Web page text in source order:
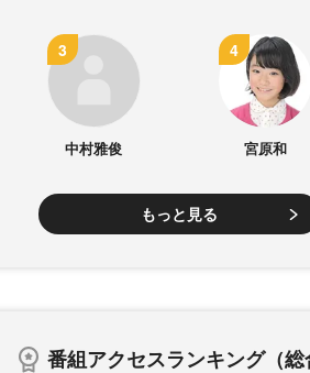
中村雅俊 宮原和
もっと見る
番組アクセスランキング（総